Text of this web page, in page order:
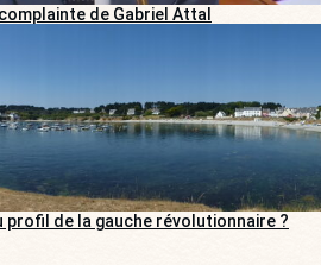
de Gabriel Attal
profil de la gauche révolutionnaire ?